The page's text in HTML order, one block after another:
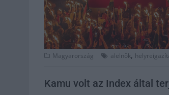
Magyarország alelnök,
Kamu volt az Index által